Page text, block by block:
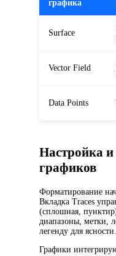
графика
Surface
Vector Field
Data Points
Настройка
графиков
Форматирование
Вкладка Traces
(сплошная,
диапазоны, метки,
легенду для ясности.
Графики